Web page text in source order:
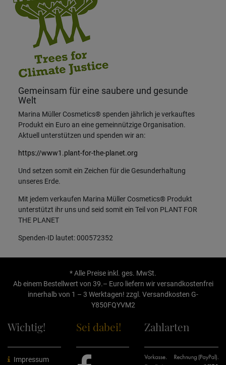
Gemeinsam für eine saubere und gesunde
Welt
Marina Müller Cosmetics® spenden jährlich je verkauftes
Produkt ein Euro an eine gemeinnützige Organisation.
Aktuell unterstützen und spenden wir an:
https://www1.plant-for-the-planet.org
Und setzen somit ein Zeichen für die Gesunderhaltung
unseres Erde.
Mit jedem verkaufen Marina Müller Cosmetics® Produkt
unterstützt ihr uns und seid somit ein Teil von PLANT FOR
THE PLANET
Spenden-ID lautet: 000572352
* Alle Preise inkl. ges. MwSt.
Ab einem Bestellwert von 39.– Euro liefern wir versandkostenfrei
innerhalb von 1 – 3 Werktagen! zzgl. Versandkosten G-
Y850FQYVM2
Wichtig!
Impressum
Sei dabei! Zahlarten